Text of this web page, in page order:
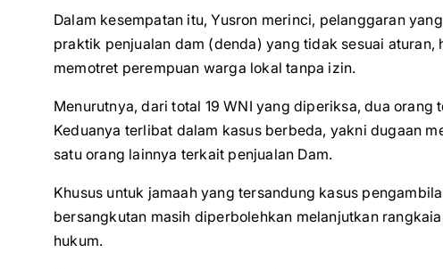
Dalam kesempatan itu, Yusron merinci, pelanggaran
praktik penjualan dam (denda) yang tidak sesuai
memotret perempuan warga lokal tanpa izin.
Menurutnya, dari total 19 WNI yang diperiksa, dua
Keduanya terlibat dalam kasus berbeda, yakni dugaan
satu orang lainnya terkait penjualan Dam.
Khusus untuk jamaah yang tersandung kasus
bersangkutan masih diperbolehkan melanjutkan
hukum.